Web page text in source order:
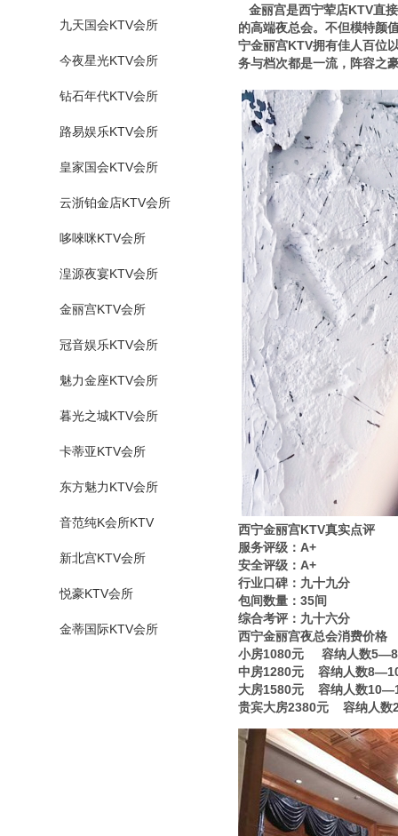
九天国会KTV会所
今夜星光KTV会所
钻石年代KTV会所
路易娱乐KTV会所
皇家国会KTV会所
云浙铂金店KTV会所
哆唻咪KTV会所
湟源夜宴KTV会所
金丽宫KTV会所
冠音娱乐KTV会所
魅力金座KTV会所
暮光之城KTV会所
卡蒂亚KTV会所
东方魅力KTV会所
音范纯K会所KTV
新北宫KTV会所
悦豪KTV会所
金蒂国际KTV会所
金丽宫是西宁荤店KTV直
的高端夜总会。不但模特颜
宁金丽宫KTV拥有佳人百位
务与档次都是一流，阵容之
西宁金丽宫KTV真实点评
服务评级：A+
安全评级：A+
行业口碑：九十九分
包间数量：35间
综合考评：九十六分
西宁金丽宫夜总会消费价格
小房1080元 容纳人数
中房1280元 容纳人数
大房1580元 容纳人数
贵宾大房2380元 容纳人数